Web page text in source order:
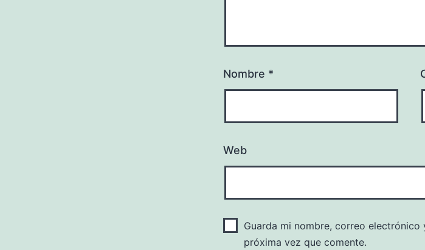
Nombre *
Web
Guarda mi nombre, correo
próxima vez que comente.